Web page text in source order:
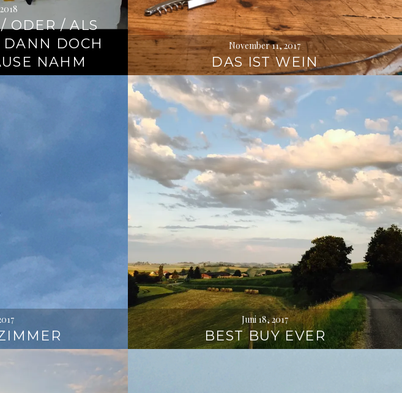
ODER / ALS
DANN DOCH
NAHM
November 11, 2017
DAS IST WEIN
Juni 18, 2017
BEST BUY EVER